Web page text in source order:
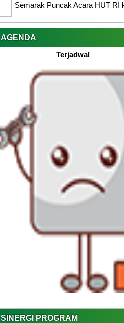
Semarak Puncak Acara HUT RI
AGENDA
Terjadwal
SINERGI PROGRAM